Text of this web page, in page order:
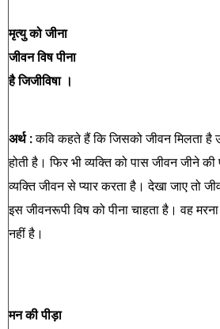
मृत्‍यु को जीना
जीवन विष पीना
है जिजीविषा ।
अर्थ :कवि कहते हैं कि जिसको जीवन मिलता है
होती है। फिर भी व्यक्ति को पास जीवन जीने
व्यक्ति जीवन से प्यार करता है। देखा जाए तो
इस जीवनरूपी विष को पीना चाहता है। वह
नहीं है।
मन की पीड़ा